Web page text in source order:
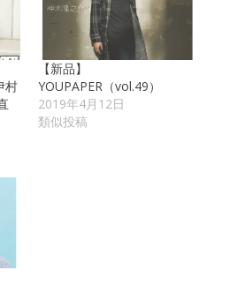
村
【新品】
YOUPAPER（vol.49）
2019年4月12日
類似投稿